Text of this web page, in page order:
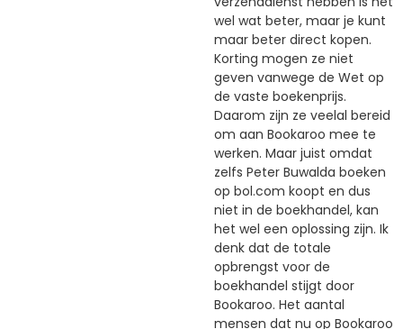
wel wat beter, maar je kunt
maar beter direct kopen.
Korting mogen ze niet
geven vanwege de Wet op
de vaste boekenprijs.
Daarom zijn ze veelal bereid
om aan Bookaroo mee te
werken. Maar juist omdat
zelfs Peter Buwalda boeken
op bol.com koopt en dus
niet in de boekhandel, kan
het wel een oplossing zijn. Ik
denk dat de totale
opbrengst voor de
boekhandel stijgt door
Bookaroo. Het aantal
mensen dat nu op Bookaroo